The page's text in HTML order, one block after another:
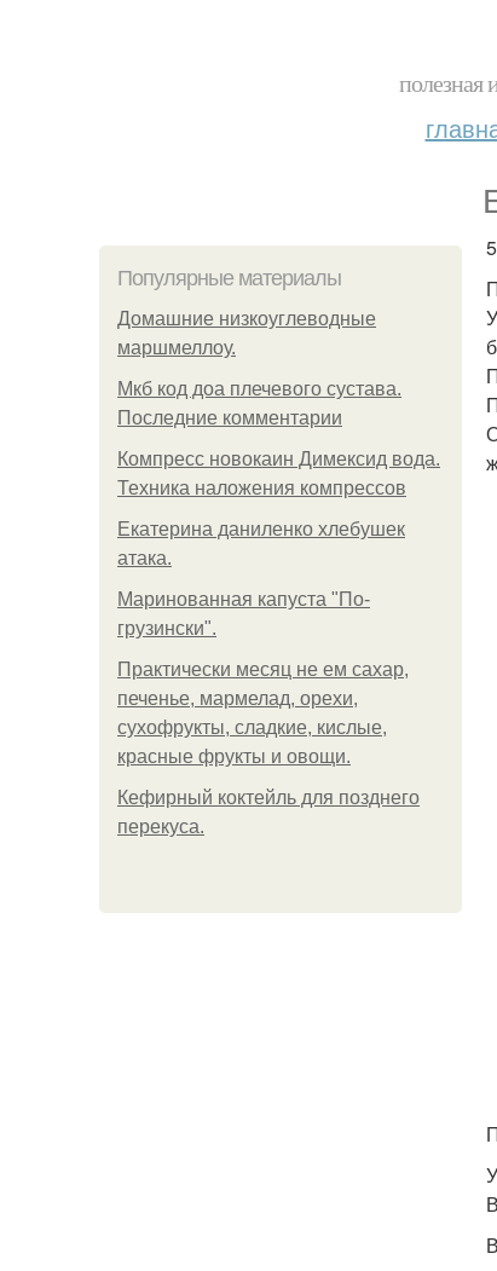
полезная
Популярные материалы
Домашние низкоуглеводные
маршмеллоу.
Мкб код доа плечевого сустава.
Последние комментарии
Компресс новокаин Димексид вода.
Техника наложения компрессов
Екатерина даниленко хлебушек
атака.
Маринованная капуста "По-
грузински".
Практически месяц не ем сахар,
печенье, мармелад, орехи,
сухофрукты, сладкие, кислые,
красные фрукты и овощи.
Кефирный коктейль для позднего
перекуса.